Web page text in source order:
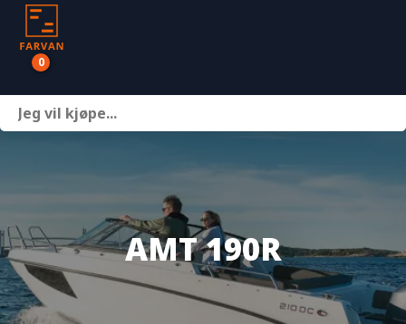
0
Nettbutikk
Om oss
AMT 190R